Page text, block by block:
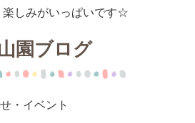
楽しみがいっぱいです☆
園ブログ
・イベント